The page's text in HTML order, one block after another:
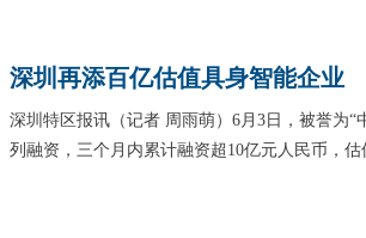
深圳再添百亿估值具身智能企业
深圳特区报讯（记者 周雨萌）6月3日，被誉为
列融资，三个月内累计融资超10亿元人民币，